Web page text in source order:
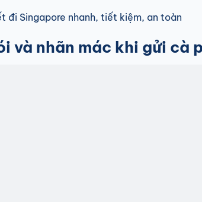
đi Singapore nhanh, tiết kiệm, an toàn
và nhãn mác khi gửi cà